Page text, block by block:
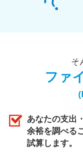
そ
ファ
あなたの支出
余裕を調べる
試算します。